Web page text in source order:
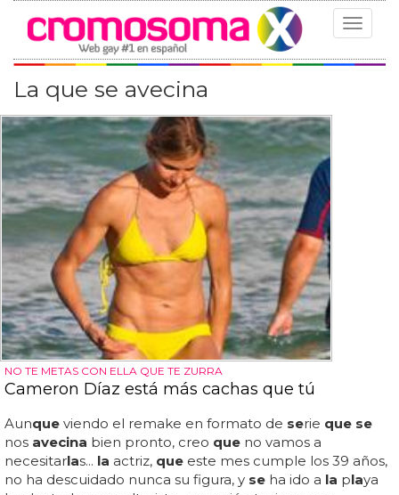
Toggle
La que se avecina
NO TE METAS CON ELLA QUE TE ZURRA
Cameron Díaz está más cachas que tú
Aunque viendo el remake en formato de serie que se
nos avecina bien pronto, creo que no vamos a
necesitarlas... la actriz, que este mes cumple los 39 años,
no ha descuidado nunca su figura, y se ha ido a la playa